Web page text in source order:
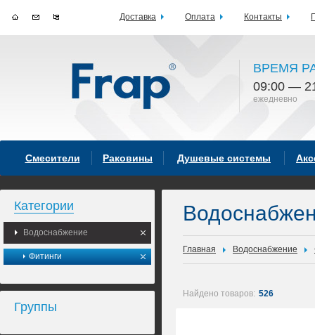
ВРЕМЯ
09:00 —
ежедневно
Смесители Раковины Душевые системы
Категории
Водоснабжение
Фитинги
Группы
Главная Водоснабжение
Найдено товаров: 526
Доставка Оплата Контакты